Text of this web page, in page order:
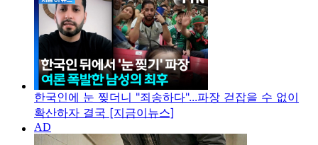
한국인에 눈 찢더니 "죄송하다"...파장 걷잡을 수 없이
확산하자 결국 [지금이뉴스]